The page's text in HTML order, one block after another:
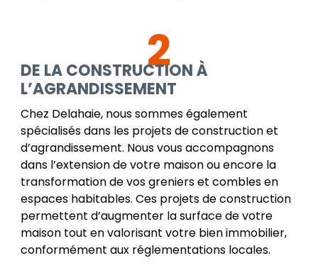
2
DE LA CONSTRUCTION À
L’AGRANDISSEMENT
Chez Delahaie, nous sommes également
spécialisés dans les projets de construction et
d’agrandissement. Nous vous accompagnons
dans l’extension de votre maison ou encore la
transformation de vos greniers et combles en
espaces habitables. Ces projets de construction
permettent d’augmenter la surface de votre
maison tout en valorisant votre bien immobilier,
conformément aux réglementations locales.